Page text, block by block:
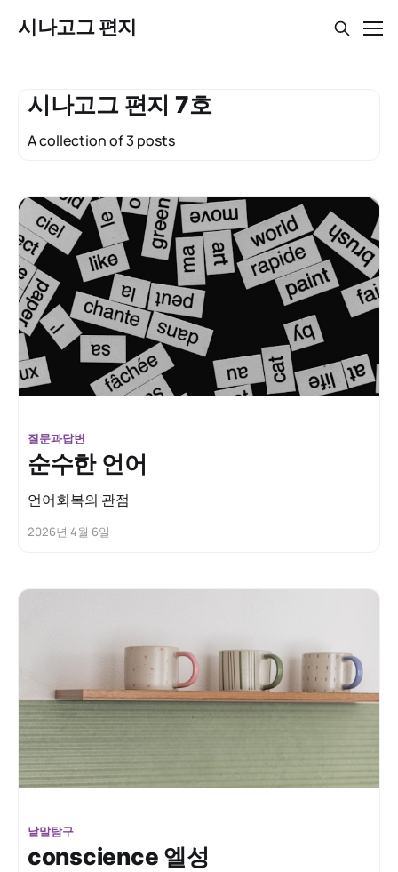
시나고그 편지
시나고그 편지 7호
A collection of 3 posts
질문과답변
순수한 언어
언어회복의 관점
2026년 4월 6일
낱말탐구
conscience 엘성